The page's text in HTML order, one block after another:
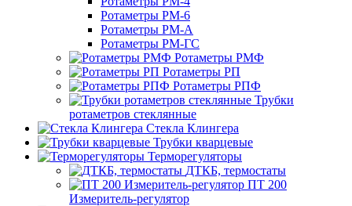
Ротаметры РМ-6
Ротаметры РМ-А
Ротаметры РМ-ГС
Ротаметры РМФ
Ротаметры РП
Ротаметры РПФ
Трубки
ротаметров стеклянные
Стекла Клингера
Трубки кварцевые
Терморегуляторы
ДТКБ, термостаты
ПТ 200
Измеритель-регулятор